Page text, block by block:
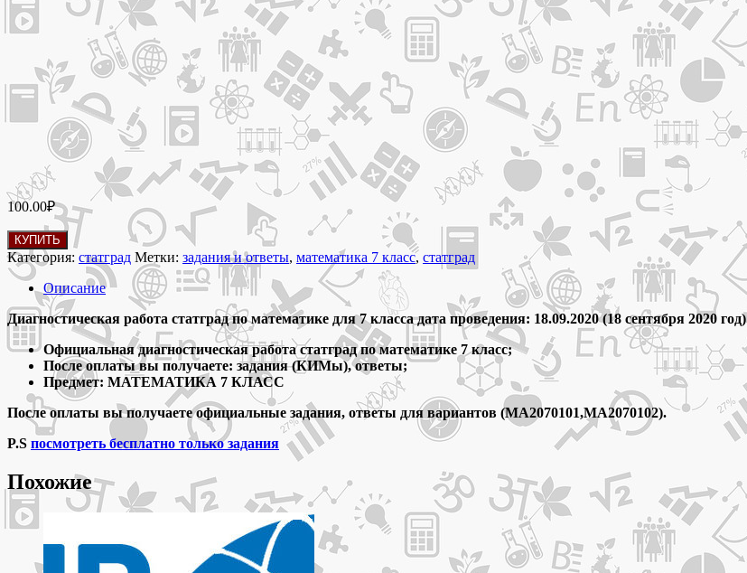
100.00₽
Количество
товара
18
сентября
год
математика
7
класс
диагностическая
работа
задания
ответами
КУПИТЬ
Категория: статград Метки: задания и ответы, математика 7 класс, статград
Описание
Диагностическая работа статград по математике для 7 класса дата проведения: 18.09.2020 (18 сентября 2020 год)
Официальная диагностическая работа статград по математике 7 класс;
После оплаты вы получаете: задания (КИМы), ответы;
Предмет: МАТЕМАТИКА 7 КЛАСС
После оплаты вы получаете официальные задания, ответы для вариантов (МА2070101,МА2070102).
P.S посмотреть бесплатно только задания
Похожие